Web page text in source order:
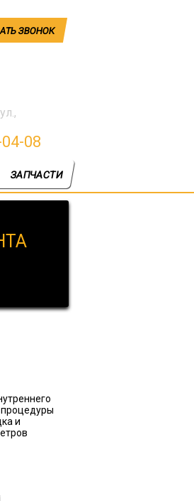
ЗВОНОК
08
ЗАПЧАСТИ
процедуры
и